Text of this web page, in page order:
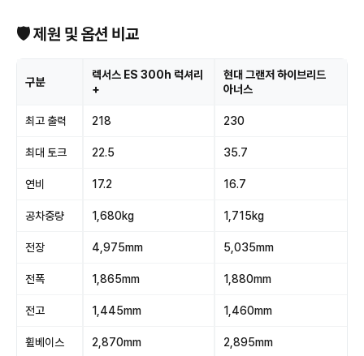
🛡 제원 및 옵션 비교
구분
렉서스 ES 300h 럭셔리
+
현대 그랜저 하이브리드
아너스
최고 출력 218 230
최대 토크 22.5 35.7
연비 17.2 16.7
공차중량 1,680kg 1,715kg
전장 4,975mm 5,035mm
전폭 1,865mm 1,880mm
전고 1,445mm 1,460mm
휠베이스 2,870mm 2,895mm